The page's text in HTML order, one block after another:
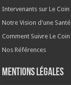
Intervenants sur Le
Notre Vision d'une
Comment Suivre Le
Nos Références
MENTIONS LÉGALES